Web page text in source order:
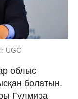
UGC
облыс
болатын.
Гүлмира